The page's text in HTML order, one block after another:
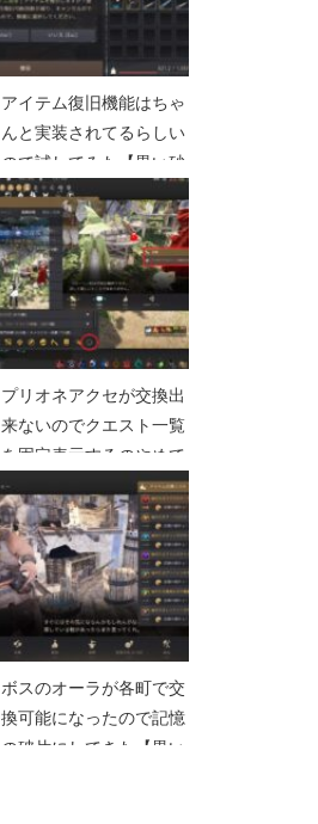
アイテム復旧機能はちゃ
んと実装されてるらしい
ので試してみた【黒い砂
漠Part3114】
プリオネアクセが交換出
来ないのでクエスト一覧
を固定表示するのやめて
欲しい【黒い砂漠
Part4978】
ボスのオーラが各町で交
換可能になったので記憶
の破片にしてきた【黒い